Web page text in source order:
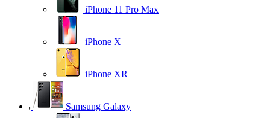
iPhone 11 Pro Max
iPhone X
iPhone XR
Samsung Galaxy